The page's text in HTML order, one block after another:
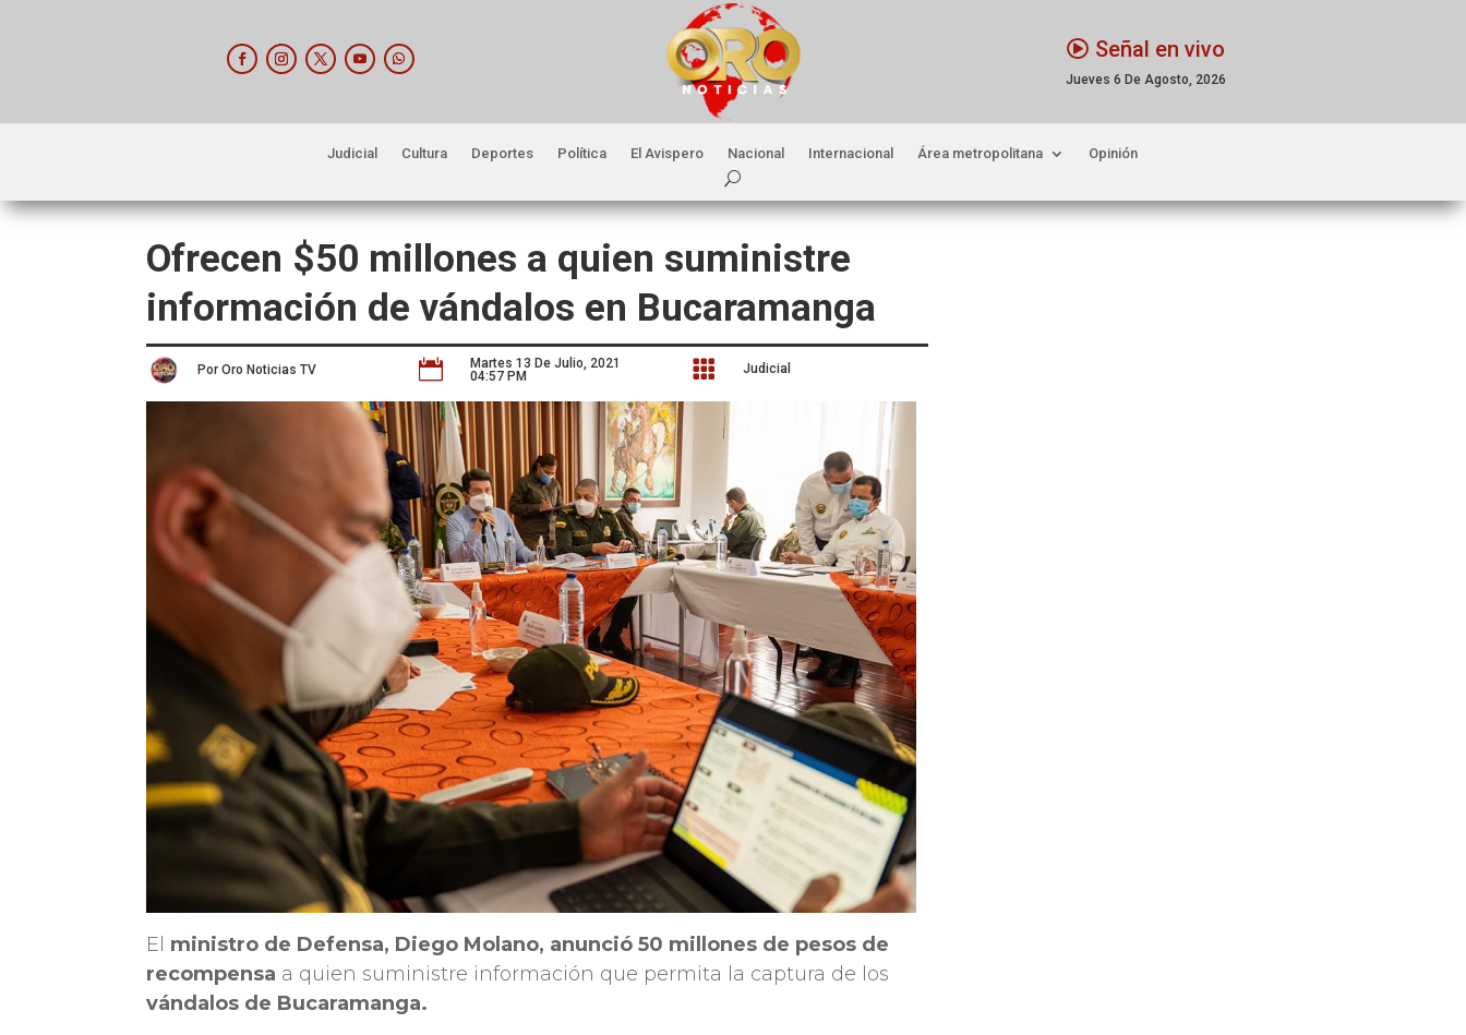
Señal en vivo
Jueves 6 De Agosto, 2026
Judicial Cultura Deportes Política El Avispero Nacional Internacional Área metropolitana Opinión
Ofrecen $50 millones a quien suministre
información de vándalos en Bucaramanga
Por Oro Noticias TV 
Martes 13 De Julio, 2021
04:57 PM
 Judicial
El ministro de Defensa, Diego Molano, anunció 50 millones de pesos de
recompensa a quien suministre información que permita la captura de los
vándalos de Bucaramanga.